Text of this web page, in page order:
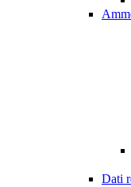
Dati